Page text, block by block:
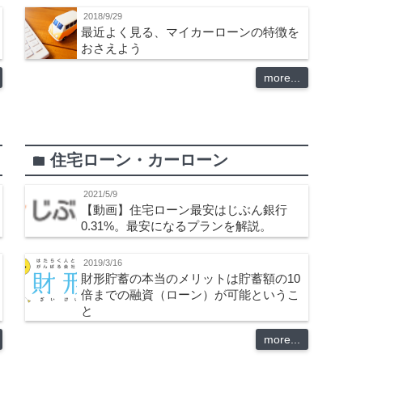
2018/9/29
最近よく見る、マイカーローンの特徴を
おさえよう
more...
folder住宅ローン・カーローン
2021/5/9
【動画】住宅ローン最安はじぶん銀行
0.31%。最安になるプランを解説。
2019/3/16
財形貯蓄の本当のメリットは貯蓄額の10
倍までの融資（ローン）が可能というこ
と
more...